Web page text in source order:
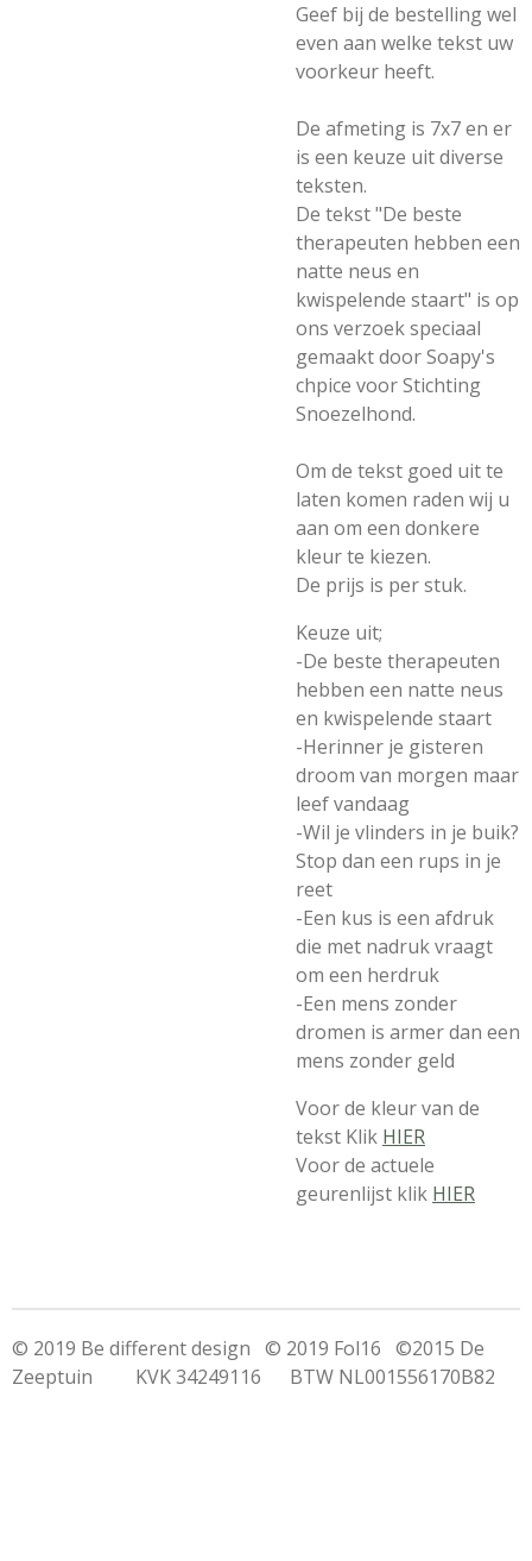
Geef bij de bestelling wel
even aan welke tekst uw
voorkeur heeft.
De afmeting is 7x7 en er
is een keuze uit diverse
teksten.
De tekst "De beste
therapeuten hebben een
natte neus en
kwispelende staart" is op
ons verzoek speciaal
gemaakt door Soapy's
chpice voor Stichting
Snoezelhond.
Om de tekst goed uit te
laten komen raden wij u
aan om een donkere
kleur te kiezen.
De prijs is per stuk.
Keuze uit;
-De beste therapeuten
hebben een natte neus
en kwispelende staart
-Herinner je gisteren
droom van morgen maar
leef vandaag
-Wil je vlinders in je buik?
Stop dan een rups in je
reet
-Een kus is een afdruk
die met nadruk vraagt
om een herdruk
-Een mens zonder
dromen is armer dan een
mens zonder geld
Voor de kleur van de
tekst Klik HIER
Voor de actuele
geurenlijst klik HIER
© 2019 Be different design © 2019 Fol16 ©2015 De
Zeeptuin KVK 34249116 BTW NL001556170B82